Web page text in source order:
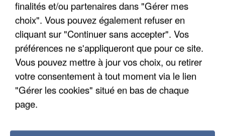
finalités et/ou partenaires dans "Gérer mes
choix". Vous pouvez également refuser en
cliquant sur "Continuer sans accepter". Vos
préférences ne s'appliqueront que pour ce site.
Vous pouvez mettre à jour vos choix, ou retirer
votre consentement à tout moment via le lien
"Gérer les cookies" situé en bas de chaque
page.